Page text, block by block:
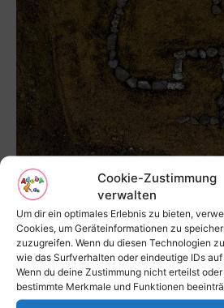
Cookie-Zustimmung
verwalten
Um dir ein optimales Erlebnis zu bieten,
Cookies, um Geräteinformationen zu
zuzugreifen. Wenn du diesen Technologien
wie das Surfverhalten oder eindeutige IDs
Wenn du deine Zustimmung nicht erteilst
bestimmte Merkmale und Funktionen
Namenstage und Vornamen
Redaktion 20. Dezember 2019